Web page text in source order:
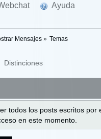
Ayuda
Mensajes» Temas
Distinciones
todos los posts escritos
en este momento.